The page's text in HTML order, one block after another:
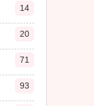
14
20
71
93